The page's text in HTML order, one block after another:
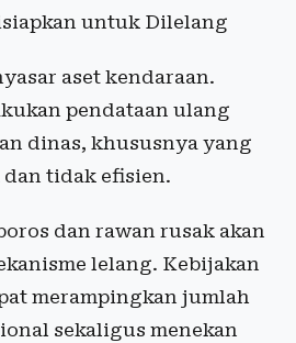
untuk Dilelang
aset kendaraan.
pendataan ulang
dinas, khususnya yang
tidak efisien.
dan rawan rusak akan
lelang. Kebijakan
merampingkan jumlah
sekaligus menekan